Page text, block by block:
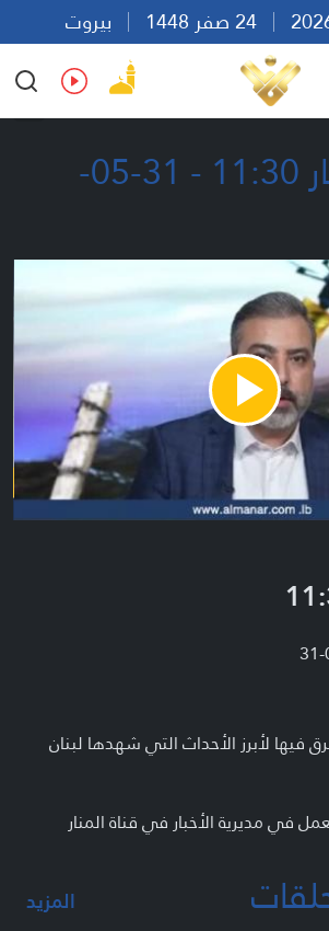
بيروت
Ar En Fr Es
نشرة أخبار 11:30 - 31-05-
Play
Video
فيها لأبرز الأحداث التي شهدها لبنان
في مديرية الأخبار في قناة المنار
المزيد